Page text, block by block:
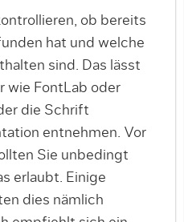
ob bereits
hat und welche
sind. Das lässt
wie FontLab oder
die Schrift
entnehmen. Vor
Sie unbedingt
erlaubt. Einige
dies nämlich